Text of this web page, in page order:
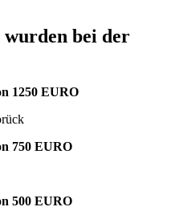
bei der
1250 EURO
750 EURO
500 EURO